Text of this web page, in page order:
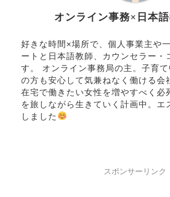
オンライン事務×日本
好きな時間×場所で、個人事業主や
ートと日本語教師、カウンセラー・
す。 オンライン事務局の主。子育
の方も安心して気兼ねなく働ける会
在宅で働きたい女性を増やすべく必
を旅しながら生きていく計画中。エ
しました
スポンサーリンク